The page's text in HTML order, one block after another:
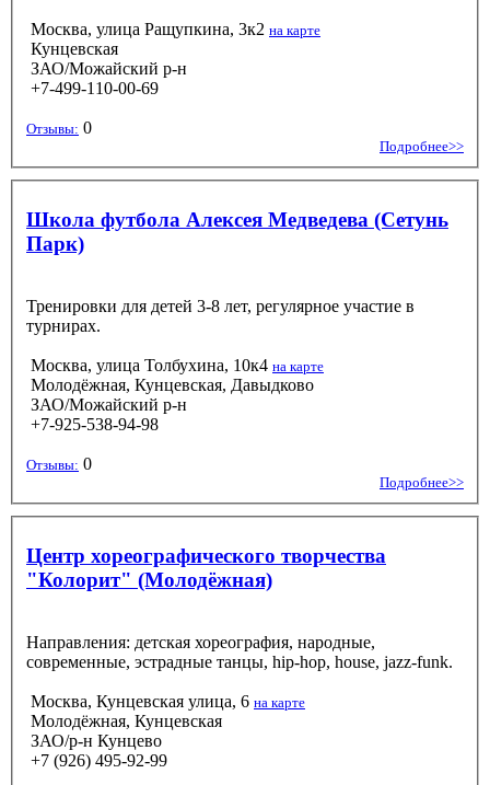
Москва, улица Ращупкина, 3к2 на карте
Кунцевская
ЗАО/Можайский р-н
+7-499-110-00-69
Отзывы: 0
Подробнее>>
Школа футбола Алексея Медведева (Сетунь
Парк)
Тренировки для детей 3-8 лет, регулярное участие в
турнирах.
Москва, улица Толбухина, 10к4 на карте
Молодёжная, Кунцевская, Давыдково
ЗАО/Можайский р-н
+7-925-538-94-98
Отзывы: 0
Подробнее>>
Центр хореографического творчества
"Колорит" (Молодёжная)
Направления: детская хореография, народные,
современные, эстрадные танцы, hip-hop, house, jazz-funk.
Москва, Кунцевская улица, 6 на карте
Молодёжная, Кунцевская
ЗАО/р-н Кунцево
+7 (926) 495-92-99